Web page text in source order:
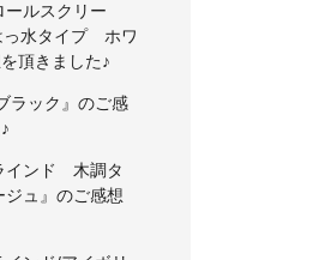
ールスクリー
水タイプ ホワ
頂きました♪
ラック』のご感
インド 木調タ
ジュ』のご感想